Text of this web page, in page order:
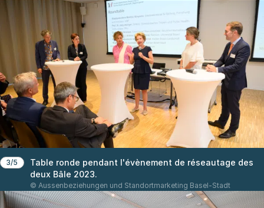
3/5
Table ronde pendant l'évènement de réseautage des
deux Bâle 2023.
© Aussenbeziehungen und Standortmarketing Basel-Stadt